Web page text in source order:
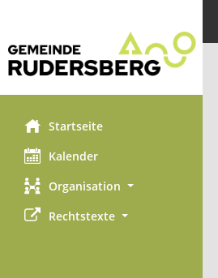
Startseite
Kalender
Organisation
Rechtstexte